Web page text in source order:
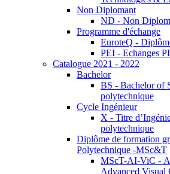
Non Diplomant
ND - Non
Programme d'échange
EuroteQ -
PEI - Echanges
Catalogue 2021 - 2022
Bachelor
BS - Bachelor of
polytechnique
Cycle Ingénieur
X - Titre
polytechnique
Diplôme de formation
Polytechnique -MSc&T
MScT-AI-ViC -
Advanced Visual